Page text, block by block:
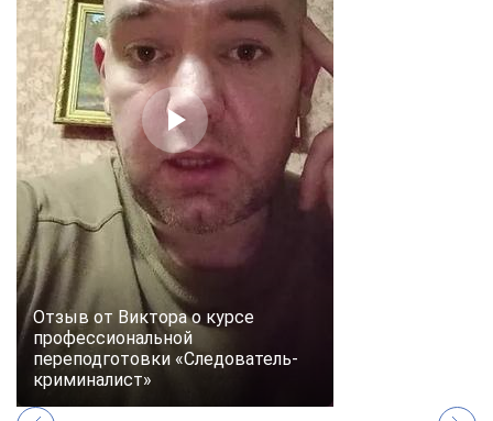
Отзыв от Виктора о курсе
профессиональной
переподготовки «Следователь-
криминалист»